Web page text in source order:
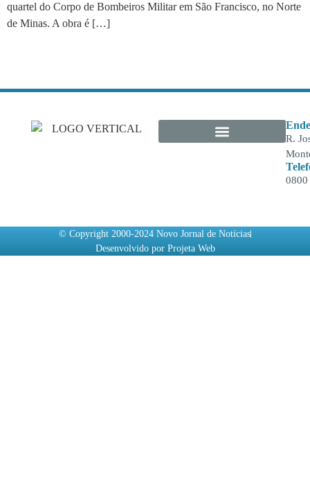
quartel do Corpo de Bombeiros Militar em São Francisco, no Norte
de Minas. A obra é […]
R.
0800
© Copyright 2000-2024 Novo Jornal de Notícias
Desenvolvido por Projeta Web